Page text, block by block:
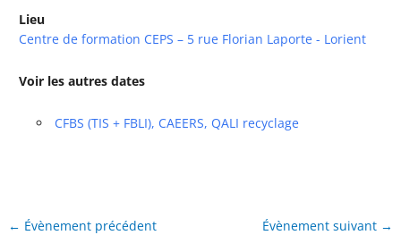
Lieu
Centre de formation CEPS – 5 rue Florian Laporte - Lorient
Voir les autres dates
CFBS (TIS + FBLI), CAEERS, QALI recyclage
← Évènement précédent Évènement suivant →